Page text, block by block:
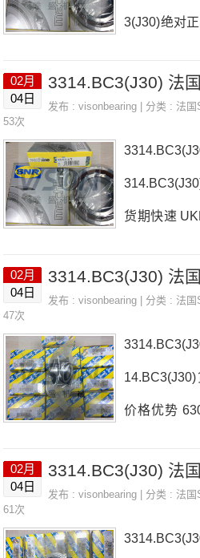
购 热销型号
SRE热销品
3(J30)绝对
NR/5K法国
轴承
价格
荐：
推荐：4T-
02月
04日
发布 :visonbearing | 分类 :法国
53次
货期快速
法国SNR轴
数
购 热销型号
22435-H
02月
04日
发布 :visonbearing | 分类 :法国
47次
价格优势
3AS法国
承
02月
04日
发布 :visonbearing | 分类 :法国
61次